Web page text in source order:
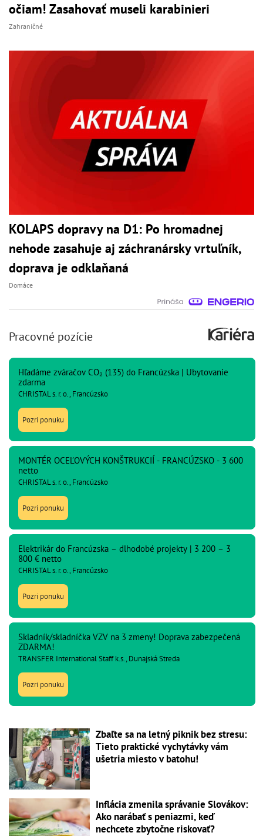
očiam! Zasahovať museli karabinieri
Zahraničné
KOLAPS dopravy na D1: Po hromadnej
nehode zasahuje aj záchranársky vrtuľník,
doprava je odklaňaná
Domáce
Pracovné pozície
Hľadáme zváračov CO₂ (135) do Francúzska | Ubytovanie
zdarma
CHRISTAL s. r. o., Francúzsko
Pozri ponuku
MONTÉR OCEĽOVÝCH KONŠTRUKCIÍ - FRANCÚZSKO - 3 600
netto
CHRISTAL s. r. o., Francúzsko
Pozri ponuku
Elektrikár do Francúzska – dlhodobé projekty | 3 200 – 3
800 € netto
CHRISTAL s. r. o., Francúzsko
Pozri ponuku
Skladník/skladníčka VZV na 3 zmeny! Doprava zabezpečená
ZDARMA!
TRANSFER International Staff k.s., Dunajská Streda
Pozri ponuku
Zbaľte sa na letný piknik bez stresu:
Tieto praktické vychytávky vám
ušetria miesto v batohu!
Inflácia zmenila správanie Slovákov:
Ako narábať s peniazmi, keď
nechcete zbytočne riskovať?